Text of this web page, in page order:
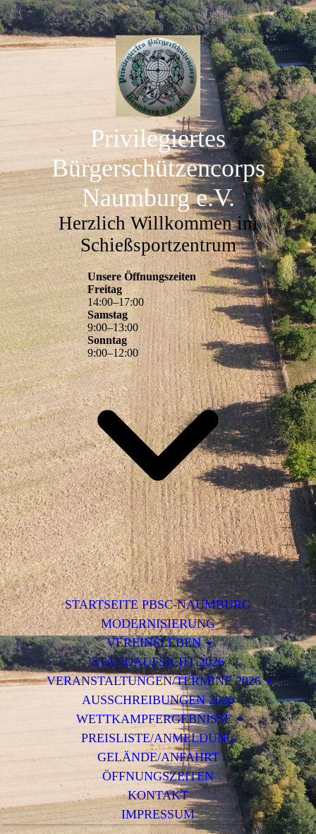
Privilegiertes
Bürgerschützencorps
Naumburg e.V.
Herzlich Willkommen im
Schießsportzentrum
Unsere Öffnungszeiten
Freitag
14:00–17:00
Samstag
9:00–13:00
Sonntag
9:00–12:00
STARTSEITE PBSC-NAUMBURG
MODERNISIERUNG
VEREINSLEBEN
STANDAUFSICHT 2026
VERANSTALTUNGEN/TERMINE 2026
AUSSCHREIBUNGEN 2026
WETTKAMPFERGEBNISSE
PREISLISTE/ANMELDUNG
GELÄNDE/ANFAHRT
ÖFFNUNGSZEITEN
KONTAKT
IMPRESSUM